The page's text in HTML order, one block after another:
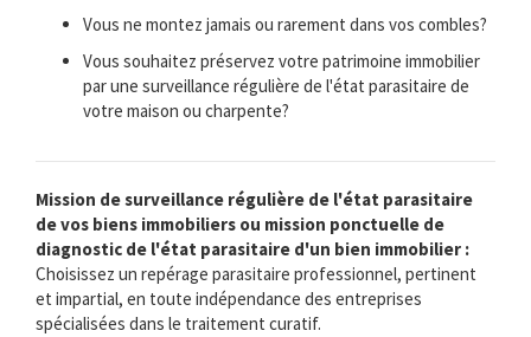
Vous ne montez jamais ou rarement dans vos combles?
Vous souhaitez préservez votre patrimoine immobilier
par une surveillance régulière de l'état parasitaire de
votre maison ou charpente?
Mission de surveillance régulière de l'état parasitaire
de vos biens immobiliers ou mission ponctuelle de
diagnostic de l'état parasitaire d'un bien immobilier :
Choisissez un repérage parasitaire professionnel, pertinent
et impartial, en toute indépendance des entreprises
spécialisées dans le traitement curatif.